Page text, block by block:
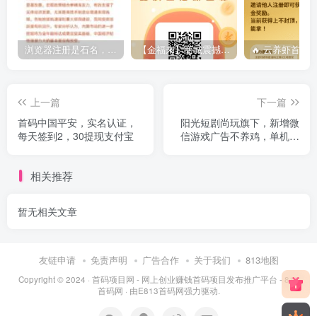
浏览器注册是石名，3证合一（手机号要与实名和卡一致）简单实 【金福来】商城震撼来袭~2026王炸摸式，全程零撸，三三滑落，每天只需要看完24个光告即可转米
上一篇
首码中国平安，实名认证，
每天签到2，30提现支付宝
下一篇
阳光短剧尚玩旗下，新增微
信游戏广告不养鸡，单机几
相关推荐
暂无相关文章
友链申请 免责声明 广告合作 关于我们 813地图
Copyright © 2024 · 首码项目网 - 网上创业赚钱首码项目发布推广平台 - 813
首码网 · 由E813首码网强力驱动.